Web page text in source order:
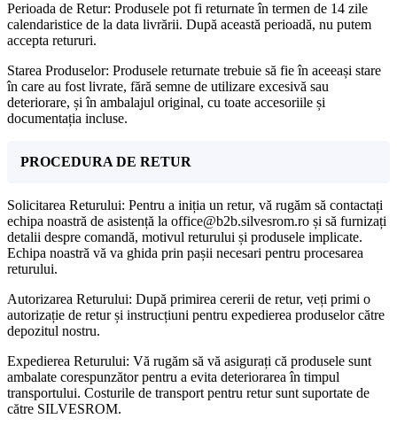
Perioada de Retur: Produsele pot fi returnate în termen de 14 zile
calendaristice de la data livrării. După această perioadă, nu putem
accepta retururi.
Starea Produselor: Produsele returnate trebuie să fie în aceeași stare
în care au fost livrate, fără semne de utilizare excesivă sau
deteriorare, și în ambalajul original, cu toate accesoriile și
documentația incluse.
PROCEDURA DE RETUR
Solicitarea Returului: Pentru a iniția un retur, vă rugăm să contactați
echipa noastră de asistență la office@b2b.silvesrom.ro și să furnizați
detalii despre comandă, motivul returului și produsele implicate.
Echipa noastră vă va ghida prin pașii necesari pentru procesarea
returului.
Autorizarea Returului: După primirea cererii de retur, veți primi o
autorizație de retur și instrucțiuni pentru expedierea produselor către
depozitul nostru.
Expedierea Returului: Vă rugăm să vă asigurați că produsele sunt
ambalate corespunzător pentru a evita deteriorarea în timpul
transportului. Costurile de transport pentru retur sunt suportate de
către SILVESROM.